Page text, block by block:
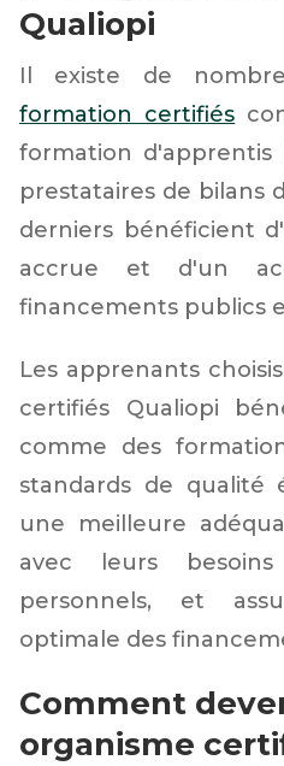
Qualiopi
Il existe de
formation certifiés
formation d'apprentis
prestataires de bilans
derniers bénéficient
accrue et d'un
financements publics
Les apprenants
certifiés Qualiopi
comme des
standards de qualité
une meilleure
avec leurs
personnels, et
optimale des
Comment
organisme